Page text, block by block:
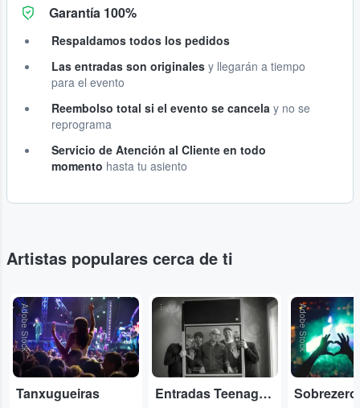
Garantía 100%
Respaldamos todos los pedidos
Las entradas son originales y llegarán a tiempo
para el evento
Reembolso total si el evento se cancela y no se
reprograma
Servicio de Atención al Cliente en todo
momento hasta tu asiento
Artistas populares cerca de ti
Adobe Stock
Tanxugueiras
...
Entradas Teenage Fanclub
Adobe Stock
Sobrezero